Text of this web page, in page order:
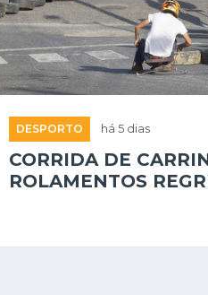
DESPORTO há 5 dias
CORRIDA DE
ROLAMENTOS